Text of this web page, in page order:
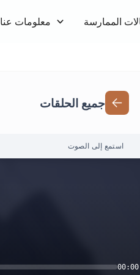
الممارسة معلومات عنا
جميع الحلقات
استمع إلى الصوت
00:00